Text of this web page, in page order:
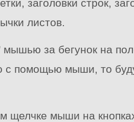
заголовки строк,
листов.
мышью за бегунок на
с помощью мыши, то
щелчке мыши на